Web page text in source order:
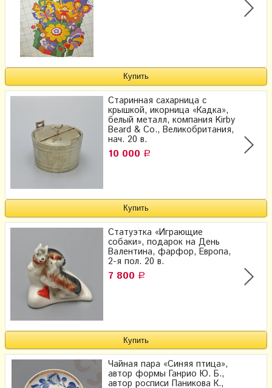
Старинная сахарница с
крышкой, икорница «Кадка»,
белый металл, компания Kirby
Beard & Co., Великобритания,
нач. 20 в.
10 000 Р
Статуэтка «Играющие
собаки», подарок на День
Валентина, фарфор, Европа,
2-я пол. 20 в.
7 800 Р
Чайная пара «Синяя птица»,
автор формы Ганрио Ю. Б.,
автор росписи Паникова К.,